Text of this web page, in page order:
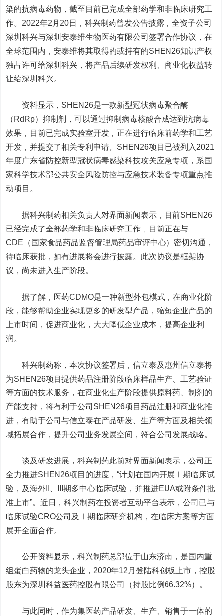
染的抗病毒药物，截至目前已完成全部药学和非临床研究工
作。 2022年2月20日，科兴制药曾发公告披露，全资子公司
深圳科兴与深圳安泰维生物医药有限公司签署合作协议，在
全球范围内，安泰维将其取得的或持有的SHEN26知识产权
独占许可给深圳科兴，将产品后续研发权利、商业化权益转
让给深圳科兴。
资料显示，SHEN26是一款新型冠状病毒聚合酶
（RdRp）抑制剂，可以通过抑制病毒核酸合成达到抗病毒
效果，目前已完成实验室开发，正在进行临床前药学和工艺
开发，并提交了相关专利申请。SHEN26项目已被列入2021
年度广东省防控新型冠状病毒感染科技攻关应急专项，系国
家科学技术部公共安全风险防控与应急技术装备专项重点推
动项目。
据科兴制药相关负责人对界面新闻表示，目前SHEN26
已经完成了全部药学和非临床研究工作，目前正在与
CDE（ 国家食品药品监督管理局药品审评中心）密切沟通，
待临床获批，如有进展将会进行披露。此次协议是框架协
议，尚未进入生产阶段。
据了解， 医药CDMO是一种新型外包模式，在商业化阶
段，能够帮助企业实现更多的研发型产品，缩短企业产品的
上市时间，促进商业化，大大降低企业成本，提高企业利
润。
科兴制药称，本次协议签署后，信立泰及惠州信立泰将
为SHEN26项目提供药品注册阶段临床样品生产、工艺验证
等方面的技术服务，在商业化生产阶段提供原料药、制剂的
产能支持，将有利于公司SHEN26项目药品注册和商业化推
进，有助于公司与信立泰在产品研发、生产等方面及相关领
域拓展合作，提升公司业务发展空间，符合公司发展战略。
谈及研发进展，科兴制药此前对界面新闻表示，公司正
全力推进SHEN26项目的进度，“计划在国内开展 Ⅰ期临床试
验，及海外II、III期多中心临床试验，并推进EUA或附条件批
准上市”。近日，科兴制药在投资者互动平台表示，公司已与
临床试验CRO公司及Ⅰ期临床研究机构，在临床方案等方面
展开全面合作。
公开资料显示，科兴制药总部位于山东济南，是国内重
组蛋白药物的龙头企业，2020年12月登陆科创板上市，控股
股东为深圳科益医药控股有限公司（持股比例66.32%）。
与此同时，作为集医药产品研发、生产、销售于一体的